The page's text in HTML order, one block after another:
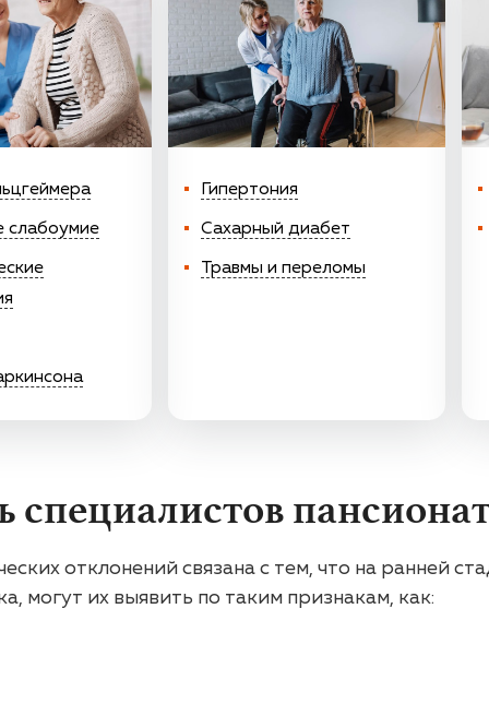
слабоумие
Гипертония
Сахарный диабет
Травмы и переломы
отклонений связана с тем, что на ранней
могут их выявить по таким признакам, как: